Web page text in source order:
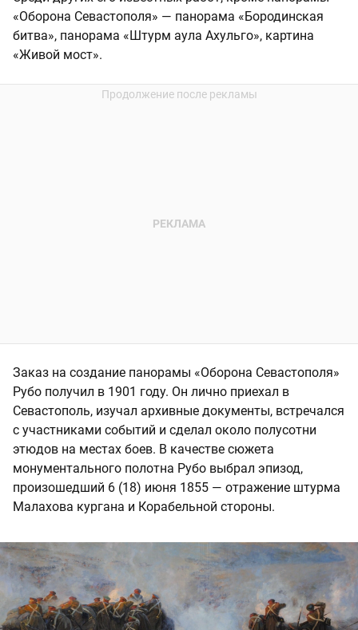
«Оборона Севастополя» — панорама «Бородинская
битва», панорама «Штурм аула Ахульго», картина
«Живой мост».
Заказ на создание панорамы «Оборона Севастополя»
Рубо получил в 1901 году. Он лично приехал в
Севастополь, изучал архивные документы, встречался
с участниками событий и сделал около полусотни
этюдов на местах боев. В качестве сюжета
монументального полотна Рубо выбрал эпизод,
произошедший 6 (18) июня 1855 — отражение штурма
Малахова кургана и Корабельной стороны.